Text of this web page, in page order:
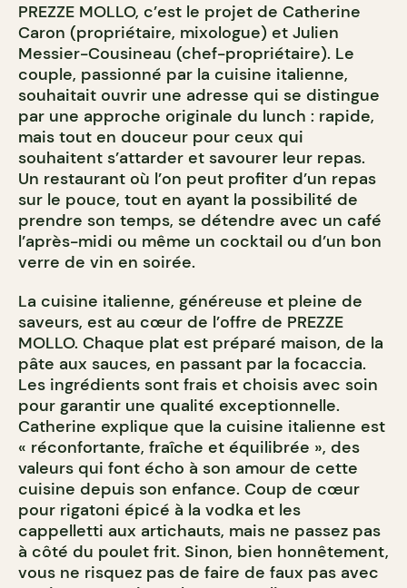
PREZZE MOLLO, c’est le projet de Catherine
Caron (propriétaire, mixologue) et Julien
Messier-Cousineau (chef-propriétaire). Le
couple, passionné par la cuisine italienne,
souhaitait ouvrir une adresse qui se distingue
par une approche originale du lunch : rapide,
mais tout en douceur pour ceux qui
souhaitent s’attarder et savourer leur repas.
Un restaurant où l’on peut profiter d’un repas
sur le pouce, tout en ayant la possibilité de
prendre son temps, se détendre avec un café
l’après-midi ou même un cocktail ou d’un bon
verre de vin en soirée.
La cuisine italienne, généreuse et pleine de
saveurs, est au cœur de l’offre de PREZZE
MOLLO. Chaque plat est préparé maison, de la
pâte aux sauces, en passant par la focaccia.
Les ingrédients sont frais et choisis avec soin
pour garantir une qualité exceptionnelle.
Catherine explique que la cuisine italienne est
« réconfortante, fraîche et équilibrée », des
valeurs qui font écho à son amour de cette
cuisine depuis son enfance. Coup de cœur
pour rigatoni épicé à la vodka et les
cappelletti aux artichauts, mais ne passez pas
à côté du poulet frit. Sinon, bien honnêtement,
vous ne risquez pas de faire de faux pas avec